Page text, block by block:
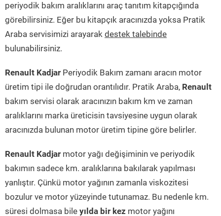
periyodik bakım aralıklarını araç tanıtım kitapçığında
görebilirsiniz. Eğer bu kitapçık aracınızda yoksa Pratik
Araba servisimizi arayarak destek talebinde
bulunabilirsiniz.
Renault Kadjar Periyodik Bakım zamanı aracın motor
üretim tipi ile doğrudan orantılıdır. Pratik Araba, Renault
bakım servisi olarak aracınızın bakım km ve zaman
aralıklarını marka üreticisin tavsiyesine uygun olarak
aracınızda bulunan motor üretim tipine göre belirler.
Renault Kadjar motor yağı değişiminin ve periyodik
bakımın sadece km. aralıklarına bakılarak yapılması
yanlıştır. Çünkü motor yağının zamanla viskozitesi
bozulur ve motor yüzeyinde tutunamaz. Bu nedenle km.
süresi dolmasa bile yılda bir kez motor yağını